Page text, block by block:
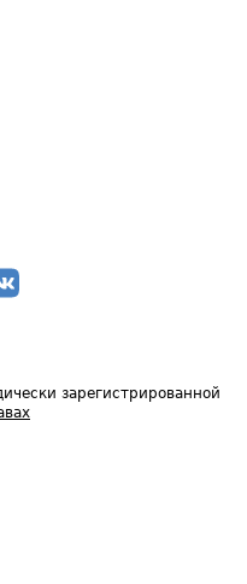
зарегистрированной